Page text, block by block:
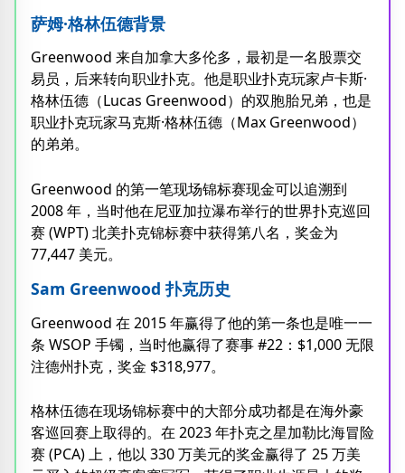
萨姆·格林伍德背景
Greenwood 来自加拿大多伦多，最初是一名股票交
易员，后来转向职业扑克。他是职业扑克玩家卢卡斯·
格林伍德（Lucas Greenwood）的双胞胎兄弟，也是
职业扑克玩家马克斯·格林伍德（Max Greenwood）
的弟弟。
Greenwood 的第一笔现场锦标赛现金可以追溯到
2008 年，当时他在尼亚加拉瀑布举行的世界扑克巡回
赛 (WPT) 北美扑克锦标赛中获得第八名，奖金为
77,447 美元。
Sam Greenwood 扑克历史
Greenwood 在 2015 年赢得了他的第一条也是唯一一
条 WSOP 手镯，当时他赢得了赛事 #22：$1,000 无限
注德州扑克，奖金 $318,977。
格林伍德在现场锦标赛中的大部分成功都是在海外豪
客巡回赛上取得的。在 2023 年扑克之星加勒比海冒险
赛 (PCA) 上，他以 330 万美元的奖金赢得了 25 万美